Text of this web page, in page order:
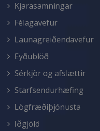
Kjarasamningar
Félagavefur
Launagreiðendavefur
Eyðublöð
Sérkjör og afslættir
Starfsendurhæfing
Lögfræðiþjónusta
Iðgjöld